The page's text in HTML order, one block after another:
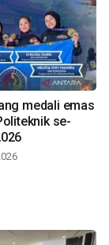
medali emas
se-